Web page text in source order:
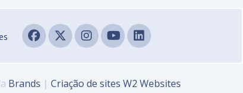
Brands | Criação de sites W2 Websites